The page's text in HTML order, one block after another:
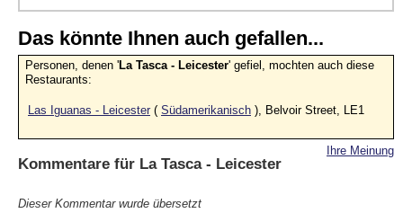
Das könnte Ihnen auch gefallen...
Personen, denen 'La Tasca - Leicester' gefiel, mochten auch diese
Restaurants:
Las Iguanas - Leicester ( Südamerikanisch ), Belvoir Street, LE1
Ihre Meinung
Kommentare für La Tasca - Leicester
Dieser Kommentar wurde übersetzt